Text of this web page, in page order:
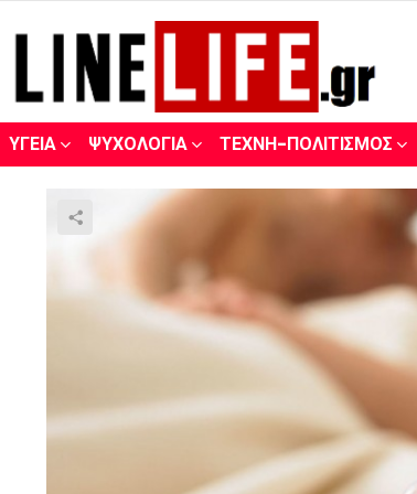
ΥΓΕΊΑ ΨΥΧΟΛΟΓΊΑ ΤΈΧΝΗ-ΠΟΛΙΤΙΣΜΌΣ